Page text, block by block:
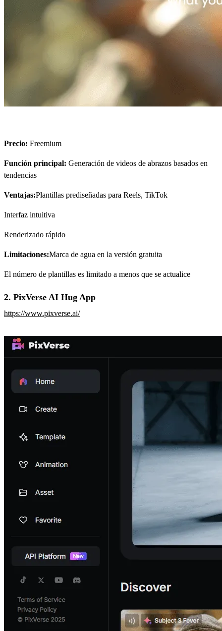
Precio: Freemium
Función principal: Generación de videos de abrazos basados en
tendencias
Ventajas:Plantillas prediseñadas para Reels, TikTok
Interfaz intuitiva
Renderizado rápido
Limitaciones:Marca de agua en la versión gratuita
El número de plantillas es limitado a menos que se actualice
2. PixVerse AI Hug App
https://www.pixverse.ai/